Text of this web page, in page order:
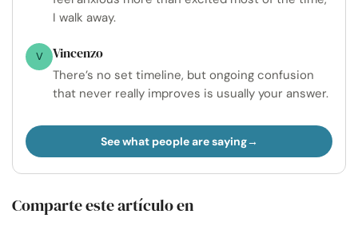
I walk away.
V Vincenzo
There’s no set timeline, but ongoing confusion
that never really improves is usually your answer.
See what people are saying
Comparte este artículo en